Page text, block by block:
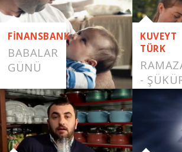
FİNANSBANK
BABALAR
GÜNÜ
KUVEYT
TÜRK
-